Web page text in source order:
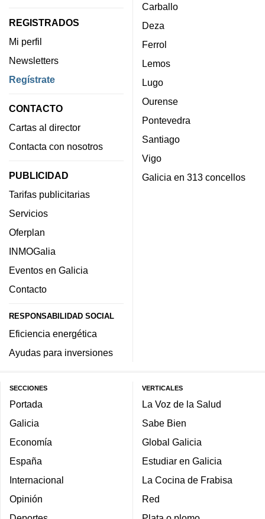
REGISTRADOS
Mi perfil
Newsletters
Regístrate
CONTACTO
Cartas al director
Contacta con nosotros
PUBLICIDAD
Tarifas publicitarias
Servicios
Oferplan
INMOGalia
Eventos en Galicia
Contacto
RESPONSABILIDAD SOCIAL
Eficiencia energética
Ayudas para inversiones
Carballo
Deza
Ferrol
Lemos
Lugo
Ourense
Pontevedra
Santiago
Vigo
Galicia en 313 concellos
SECCIONES
Portada
Galicia
Economía
España
Internacional
Opinión
VERTICALES
La Voz de la Salud
Sabe Bien
Global Galicia
Estudiar en Galicia
La Cocina de Frabisa
Red